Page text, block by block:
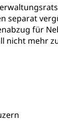
separat
für
nicht mehr
und